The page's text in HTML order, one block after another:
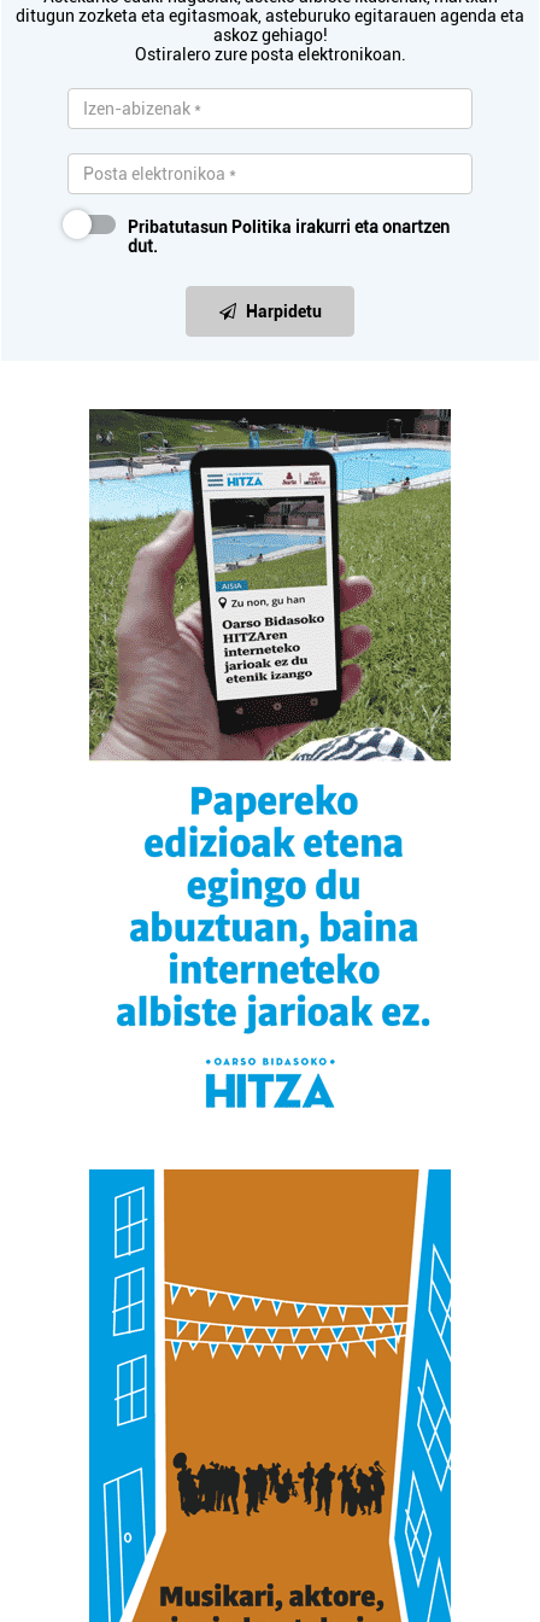
ditugun zozketa eta egitasmoak, asteburuko egitarauen agenda eta
askoz gehiago!
Ostiralero zure posta elektronikoan.
Pribatutasun Politika irakurri eta onartzen
dut.
Harpidetu